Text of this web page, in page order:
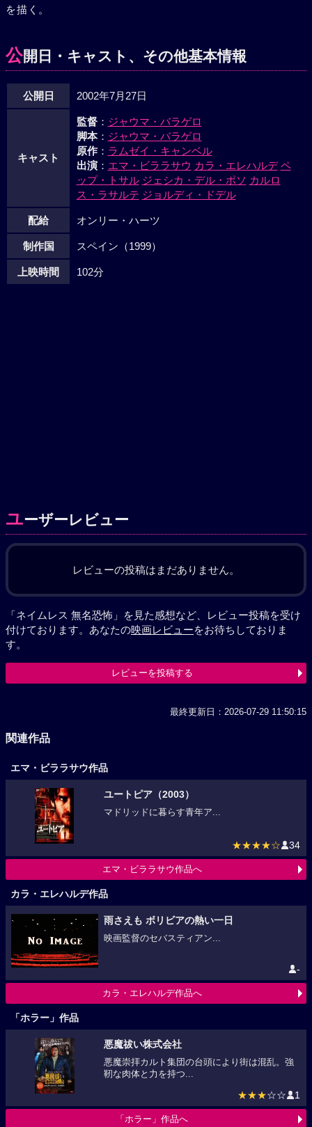
を描く。
公開日・キャスト、その他基本情報
公開日 2002年7月27日
キャスト
監督： ジャウマ・バラゲロ
脚本： ジャウマ・バラゲロ
原作： ラムゼイ・キャンベル
出演： エマ・ビララサウ カラ・エレハルデ ペ
ップ・トサル ジェシカ・デル・ポソ カルロ
ス・ラサルテ ジョルディ・ドデル
配給 オンリー・ハーツ
制作国 スペイン（1999）
上映時間 102分
ユーザーレビュー
レビューの投稿はまだありません。
「ネイムレス 無名恐怖」を見た感想など、レビュー投稿を受け
付けております。あなたの映画レビューをお待ちしておりま
す。
レビューを投稿する
最終更新日：2026-07-29 11:50:15
関連作品
エマ・ビララサウ作品
ユートピア（2003）
マドリッドに暮らす青年ア...
★★★★☆ 34
エマ・ビララサウ作品へ
カラ・エレハルデ作品
雨さえも ボリビアの熱い一日
映画監督のセバスティアン...
-
カラ・エレハルデ作品へ
「ホラー」作品
悪魔祓い株式会社
悪魔崇拝カルト集団の台頭により街は混乱。強
靭な肉体と力を持つ...
★★★☆☆ 1
「ホラー」作品へ